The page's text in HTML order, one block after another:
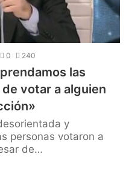
0 240
las
votar a alguien
y
personas votaron a
de…